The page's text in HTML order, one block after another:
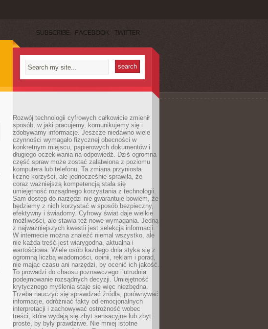
SUBSCRIBE FACEBOOK TWITTER
Rozwój technologii cyfrowych całkowicie zmienił
sposób, w jaki pracujemy, komunikujemy się i
zdobywamy informacje. Jeszcze niedawno wiele
czynności wymagało fizycznej obecności w
konkretnym miejscu, papierowych dokumentów i
długiego oczekiwania na odpowiedź. Dziś ogromna
część spraw może zostać załatwiona z poziomu
komputera lub telefonu. Ta zmiana przyniosła
liczne korzyści, ale jednocześnie sprawiła, że
coraz ważniejszą kompetencją stała się
umiejętność rozsądnego korzystania z technologii.
Sam dostęp do narzędzi nie gwarantuje bowiem, że
będziemy z nich korzystać w sposób bezpieczny,
efektywny i świadomy. Cyfrowy świat daje wielkie
możliwości, ale stawia też nowe wymagania. Jedną
z najważniejszych kwestii jest selekcja informacji.
W internecie można znaleźć niemal wszystko, ale
nie każda treść jest wiarygodna, aktualna i
wartościowa. Wiele osób każdego dnia styka się z
ogromną liczbą wiadomości, opinii, reklam i porad,
nie mając czasu ani narzędzi, by ocenić ich jakość.
To prowadzi do chaosu poznawczego i utrudnia
podejmowanie rozsądnych decyzji. Umiejętność
krytycznego myślenia staje się więc niezbędna.
Trzeba nauczyć się sprawdzać źródła, porównywać
informacje, odróżniać fakty od emocjonalnych
interpretacji i zachowywać ostrożność wobec
treści, które wydają się zbyt sensacyjne lub zbyt
proste, by były prawdziwe. Nie mniej istotne